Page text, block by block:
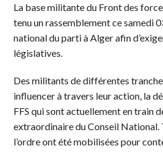
La base militante du Front des
tenu un rassemblement ce samedi
national du parti à Alger afin
législatives.
Des militants de différentes
influencer à travers leur action, la
FFS qui sont actuellement en train
extraordinaire du Conseil National.
l’ordre ont été mobilisées pour